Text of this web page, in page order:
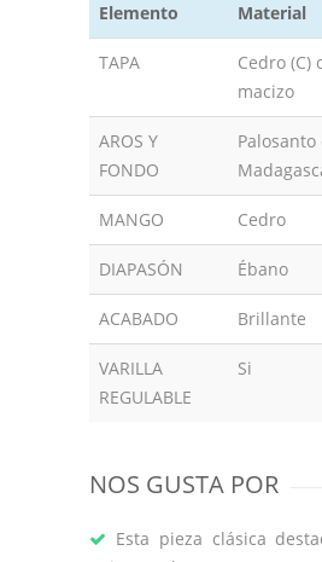
Elemento Material
TAPA
Cedro (C)
macizo
AROS Y
FONDO
Palosanto
MANGO Cedro
DIAPASÓN Ébano
ACABADO Brillante
VARILLA
REGULABLE
Si
NOS GUSTA POR
Esta pieza clásica